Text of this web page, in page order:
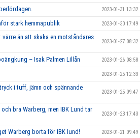
2023-01-31 13:32
stark hemmapublik 2023-01-30 17:49
än att skaka en motståndares
2023-01-27 08:32
– Isak Palmen Lillån 2023-01-26 08:58
2023-01-25 12:33
i tuff, jämn och spännande
2023-01-25 09:47
bra Warberg, men IBK Lund tar
2023-01-23 17:43
Warberg borta för IBK lund! 2023-01-21 09:49